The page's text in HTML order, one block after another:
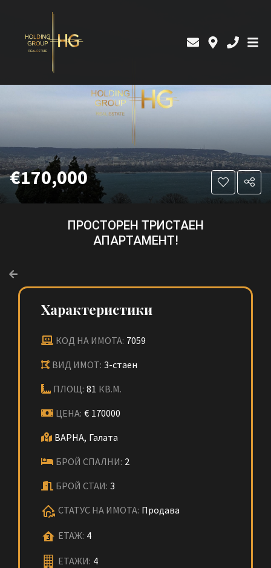
€170,000
ПРОСТОРЕН ТРИСТАЕН
АПАРТАМЕНТ!
Характеристики
КОД НА ИМОТА: 7059
ВИД ИМОТ: 3-стаен
ПЛОЩ: 81 КВ.М.
ЦЕНА: € 170000
ВАРНА, Галата
БРОЙ СПАЛНИ: 2
БРОЙ СТАИ: 3
СТАТУС НА ИМОТА: Продава
ЕТАЖ: 4
ЕТАЖИ: 4